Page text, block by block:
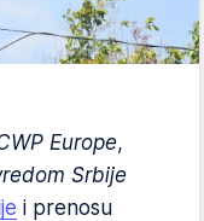
Europe,
Srbije
i prenosu